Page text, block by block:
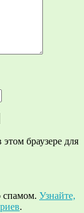
браузере для
спамом. Узнайте,
.